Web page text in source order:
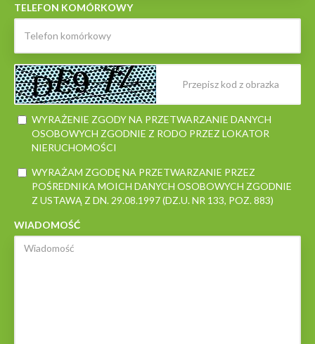
TELEFON KOMÓRKOWY
WYRAŻENIE ZGODY NA PRZETWARZANIE DANYCH
OSOBOWYCH ZGODNIE Z RODO PRZEZ LOKATOR
NIERUCHOMOŚCI
WYRAŻAM ZGODĘ NA PRZETWARZANIE PRZEZ
POŚREDNIKA MOICH DANYCH OSOBOWYCH ZGODNIE
Z USTAWĄ Z DN. 29.08.1997 (DZ.U. NR 133, POZ. 883)
WIADOMOŚĆ